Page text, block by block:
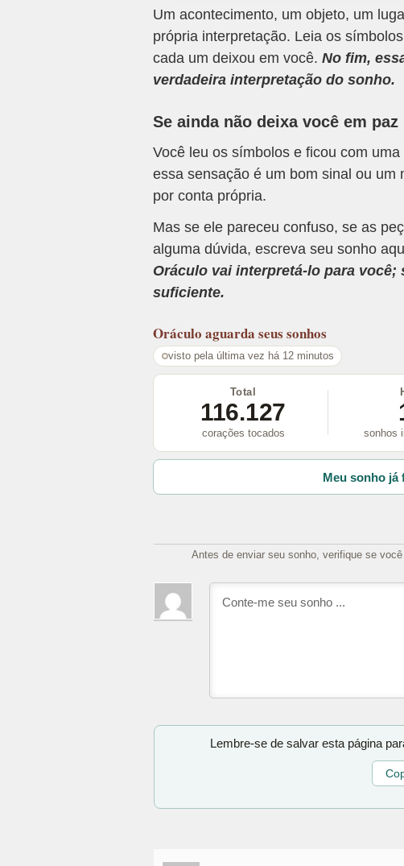
Um acontecimento, um objeto, um
própria interpretação. Leia os
cada um deixou em você. No fim,
verdadeira interpretação do sonho.
Se ainda não deixa você em paz
Você leu os símbolos e ficou com
essa sensação é um bom sinal ou
por conta própria.
Mas se ele pareceu confuso, se as
alguma dúvida, escreva seu sonho
Oráculo vai interpretá-lo para
suficiente.
Oráculo aguarda seus sonhos
visto pela última vez há 12 minutos
Total
116.127
corações tocados sonhos
Meu sonho já
Antes de enviar seu sonho, verifique se
Lembre-se de salvar esta página